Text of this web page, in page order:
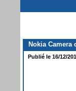
Nokia Camera
Publié le 16/12/